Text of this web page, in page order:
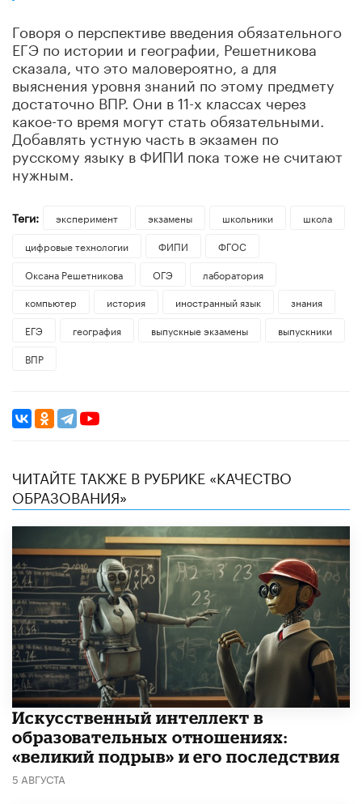
Говоря о перспективе введения обязательного
ЕГЭ по истории и географии, Решетникова
сказала, что это маловероятно, а для
выяснения уровня знаний по этому предмету
достаточно ВПР. Они в 11-х классах через
какое-то время могут стать обязательными.
Добавлять устную часть в экзамен по
русскому языку в ФИПИ пока тоже не считают
нужным.
Теги: эксперимент экзамены школьники
школа
цифровые технологии
ФИПИ
ФГОС
Оксана Решетникова
ОГЭ
лаборатория
компьютер
история иностранный язык
знания
ЕГЭ
география выпускные экзамены
выпускники
ВПР
ЧИТАЙТЕ ТАКЖЕ В РУБРИКЕ «КАЧЕСТВО
ОБРАЗОВАНИЯ»
​Искусственный интеллект в
образовательных отношениях:
«великий подрыв» и его последствия
5 АВГУСТА